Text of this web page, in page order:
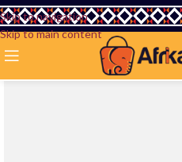
Skip to navigation
Skip to main content